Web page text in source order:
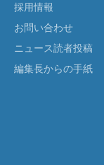
採用情報
お問い合わせ
ニュース読者投稿
編集長からの手紙